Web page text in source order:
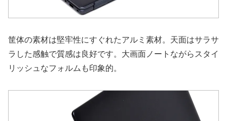
筐体の素材は堅牢性にすぐれたアルミ素材。天面はサラサ
ラした感触で質感は良好です。大画面ノートながらスタイ
リッシュなフォルムも印象的。